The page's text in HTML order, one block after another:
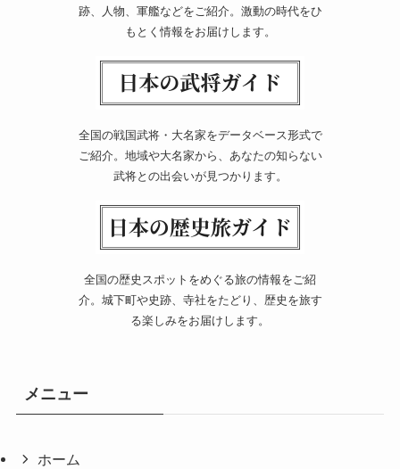
跡、人物、軍艦などをご紹介。激動の時代をひ
もとく情報をお届けします。
全国の戦国武将・大名家をデータベース形式で
ご紹介。地域や大名家から、あなたの知らない
武将との出会いが見つかります。
全国の歴史スポットをめぐる旅の情報をご紹
介。城下町や史跡、寺社をたどり、歴史を旅す
る楽しみをお届けします。
メニュー
ホーム